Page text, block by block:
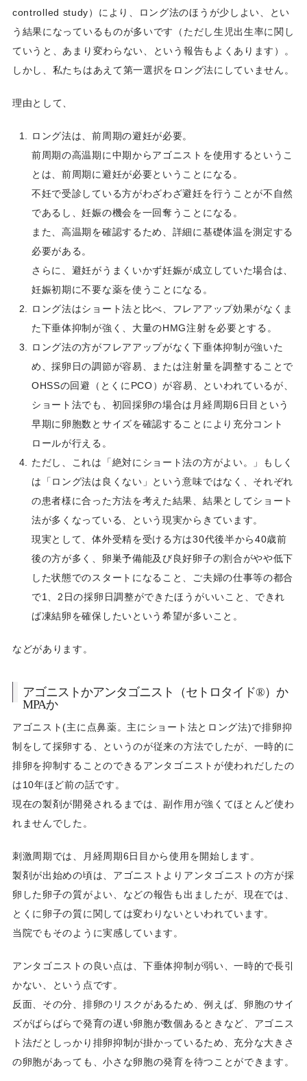
controlled study）により、ロング法のほうが少しよい、とい
う結果になっているものが多いです（ただし生児出生率に関し
ていうと、あまり変わらない、という報告もよくあります）。
しかし、私たちはあえて第一選択をロング法にしていません。
理由として、
ロング法は、前周期の避妊が必要。
前周期の高温期に中期からアゴニストを使用するというこ
とは、前周期に避妊が必要ということになる。
不妊で受診している方がわざわざ避妊を行うことが不自然
であるし、妊娠の機会を一回奪うことになる。
また、高温期を確認するため、詳細に基礎体温を測定する
必要がある。
さらに、避妊がうまくいかず妊娠が成立していた場合は、
妊娠初期に不要な薬を使うことになる。
ロング法はショート法と比べ、フレアアップ効果がなくま
た下垂体抑制が強く、大量のHMG注射を必要とする。
ロング法の方がフレアアップがなく下垂体抑制が強いた
め、採卵日の調節が容易、または注射量を調整することで
OHSSの回避（とくにPCO）が容易、といわれているが、
ショート法でも、初回採卵の場合は月経周期6日目という
早期に卵胞数とサイズを確認することにより充分コント
ロールが行える。
ただし、これは「絶対にショート法の方がよい。」もしく
は「ロング法は良くない」という意味ではなく、それぞれ
の患者様に合った方法を考えた結果、結果としてショート
法が多くなっている、という現実からきています。
現実として、体外受精を受ける方は30代後半から40歳前
後の方が多く、卵巣予備能及び良好卵子の割合がやや低下
した状態でのスタートになること、ご夫婦の仕事等の都合
で1、2日の採卵日調整ができたほうがいいこと、できれ
ば凍結卵を確保したいという希望が多いこと。
などがあります。
アゴニストかアンタゴニスト（セトロタイド®）か
MPAか
アゴニスト(主に点鼻薬。主にショート法とロング法)で排卵抑
制をして採卵する、というのが従来の方法でしたが、一時的に
排卵を抑制することのできるアンタゴニストが使われだしたの
は10年ほど前の話です。
現在の製剤が開発されるまでは、副作用が強くてほとんど使わ
れませんでした。
刺激周期では、月経周期6日目から使用を開始します。
製剤が出始めの頃は、アゴニストよりアンタゴニストの方が採
卵した卵子の質がよい、などの報告も出ましたが、現在では、
とくに卵子の質に関しては変わりないといわれています。
当院でもそのように実感しています。
アンタゴニストの良い点は、下垂体抑制が弱い、一時的で長引
かない、という点です。
反面、その分、排卵のリスクがあるため、例えば、卵胞のサイ
ズがばらばらで発育の遅い卵胞が数個あるときなど、アゴニス
ト法だとしっかり排卵抑制が掛かっているため、充分な大きさ
の卵胞があっても、小さな卵胞の発育を待つことができます。